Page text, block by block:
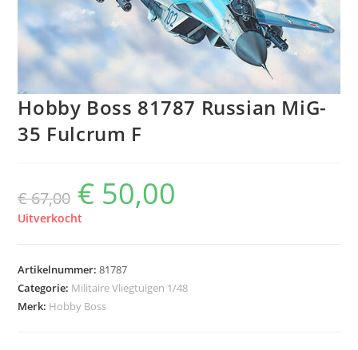
Hobby Boss 81787 Russian MiG-
35 Fulcrum F
€67,00
Oorspronkelijke
prijs
was:
€ 67,00.
€ 50,00
Uitverkocht
Artikelnummer:81787
Categorie: Militaire Vliegtuigen 1/48
Merk: Hobby Boss